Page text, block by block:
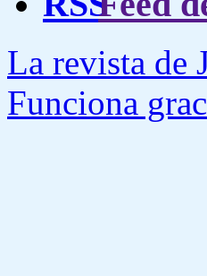
La revista de
Funciona